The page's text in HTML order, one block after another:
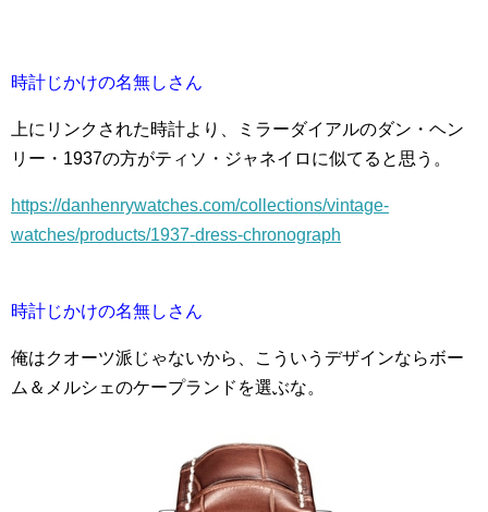
時計じかけの名無しさん
上にリンクされた時計より、ミラーダイアルのダン・ヘン
リー・1937の方がティソ・ジャネイロに似てると思う。
https://danhenrywatches.com/collections/vintage-
watches/products/1937-dress-chronograph
時計じかけの名無しさん
俺はクオーツ派じゃないから、こういうデザインならボー
ム＆メルシェのケープランドを選ぶな。